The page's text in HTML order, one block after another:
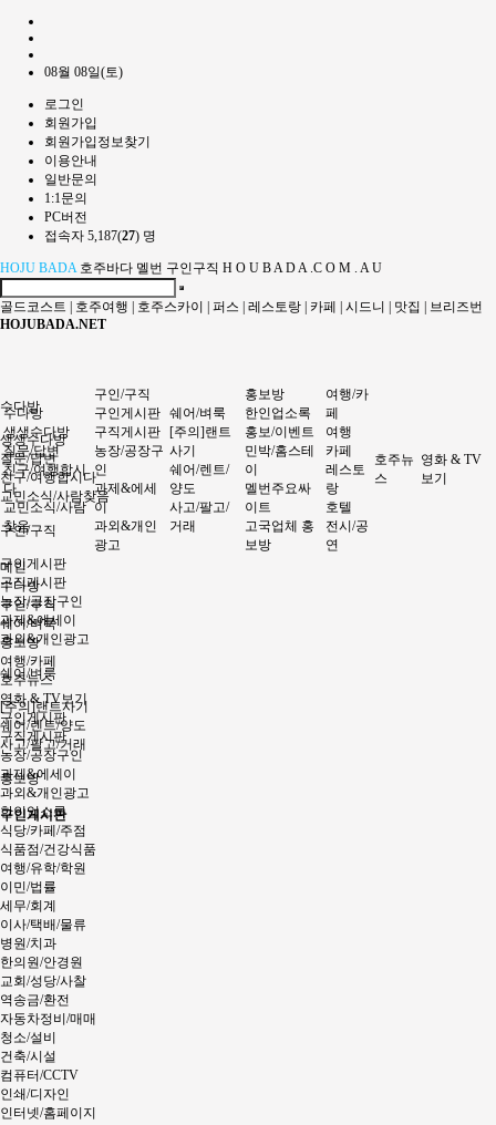
08월 08일(토)
로그인
회원가입
회원가입정보찾기
이용안내
일반문의
1:1문의
PC버전
접속자 5,187(27) 명
HOJU BADA 호주바다 멜번 구인구직 H O U B A D A .C O M . A U
골드코스트 호주여행 호주스카이 퍼스 레스토랑 카페 시드니 맛집
브리즈번
HOJUBADA.NET
수다방
생생수다방
질문/답변
친구/여행합시다
교민소식/사람찾음
구인/구직
구인게시판
구직게시판
농장/공장구인
과제&에세이
과외&개인광고
쉐어/벼룩
[주의]랜트사기
쉐어/렌트/양도
사고/팔고/거래
홍보방
한인업소록
식당/카페/주점
식품점/건강식품
여행/유학/학원
이민/법률
세무/회계
이사/택배/물류
병원/치과
한의원/안경원
교회/성당/사찰
역송금/환전
자동차정비/매매
청소/설비
건축/시설
컴퓨터/CCTV
인쇄/디자인
인터넷/홈페이지
수다방
생생수다방
질문/답변
친구/여행합시
다
교민소식/사람
찾음
구인/구직
구인게시판
구직게시판
농장/공장구
인
과제&에세
이
과외&개인
광고
쉐어/벼룩
[주의]랜트
사기
쉐어/렌트/
양도
사고/팔고/
거래
홍보방
한인업소록
홍보/이벤트
민박/홈스테
이
멜번주요싸
이트
고국업체 홍
보방
여행/카
페
여행
카페
레스토
랑
호텔
전시/공
연
호주뉴
스
영화 & TV
보기
메인
수다방
구인/구직
쉐어/벼룩
홍보방
여행/카페
호주뉴스
영화 & TV보기
구인게시판
구직게시판
농장/공장구인
과제&에세이
과외&개인광고
구인게시판